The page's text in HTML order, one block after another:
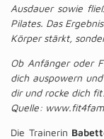
Ausdauer sowie
Pilates. Das
Körper stärkt,
Ob Anfänger oder
dich auspowern
dir und rocke dich
Quelle:
Die Trainerin